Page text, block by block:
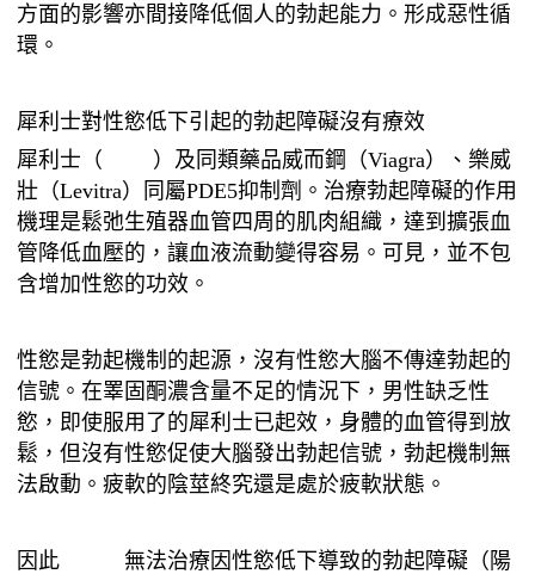
方面的影響亦間接降低個人的勃起能力。形成惡性循
環。
犀利士對性慾低下引起的勃起障礙沒有療效
犀利士（
）及同類藥品威而鋼（Viagra）、樂威
壯（Levitra）同屬PDE5抑制劑。治療勃起障礙的作用
機理是鬆弛生殖器血管四周的肌肉組織，達到擴張血
管降低血壓的，讓血液流動變得容易。可見，並不包
含增加性慾的功效。
性慾是勃起機制的起源，沒有性慾大腦不傳達勃起的
信號。在睪固酮濃含量不足的情況下，男性缺乏性
慾，即使服用了的犀利士已起效，身體的血管得到放
鬆，但沒有性慾促使大腦發出勃起信號，勃起機制無
法啟動。疲軟的陰莖終究還是處於疲軟狀態。
因此
無法治療因性慾低下導致的勃起障礙（陽